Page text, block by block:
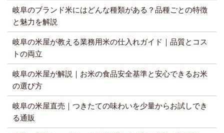
岐阜のブランド米にはどんな種類がある？品種ごとの特徴
と魅力を解説
岐阜の米屋が教える業務用米の仕入れガイド｜品質とコス
トの両立
岐阜の米屋が解説｜お米の食品安全基準と安心できるお米
の選び方
岐阜の米屋直売｜つきたての味わいを少量からお試しでき
る通販